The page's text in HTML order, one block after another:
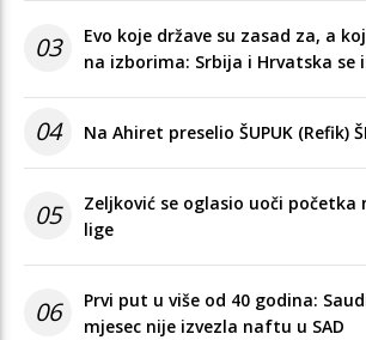
03
Evo koje države su zasad za, a
na izborima: Srbija i Hrvatska se
04 Na Ahiret preselio ŠUPUK (Refik)
05
Zeljković se oglasio uoči početka
lige
06
Prvi put u više od 40 godina:
mjesec nije izvezla naftu u SAD